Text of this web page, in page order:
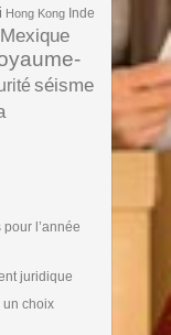
Hong Kong Inde
Mexique
séisme
l’année
juridique
un choix